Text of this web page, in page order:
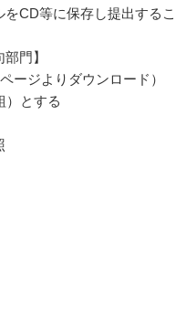
CD等に保存し提出する
門】
ージよりダウンロード）
）とする